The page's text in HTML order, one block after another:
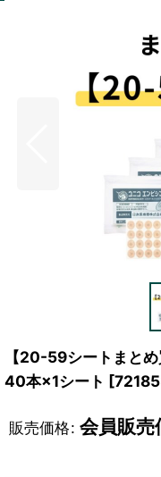
【20-59シートまと
40本×1シート [
販売価格: 会員販売